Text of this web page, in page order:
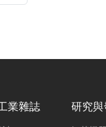
業雜誌 研究與